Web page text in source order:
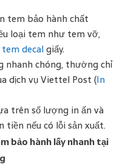
tem bảo hành chất
loại tem như tem vỡ,
tem decalgiấy.
nhanh chóng, thường chỉ
dịch vụ Viettel Post​ (In
trên số lượng in ấn và
tiền nếu có lỗi sản xuất.
bảo hành lấy nhanh tại